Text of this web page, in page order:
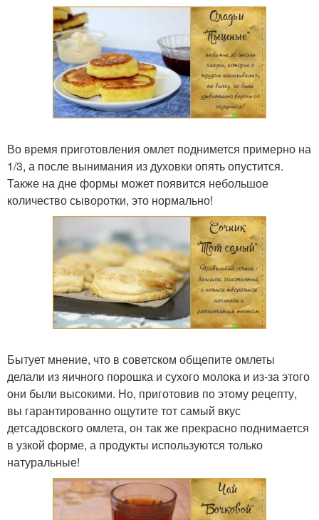
Во время приготовления омлет поднимется примерно на
1/3, а после вынимания из духовки опять опустится.
Также на дне формы может появится небольшое
количество сыворотки, это нормально!
Бытует мнение, что в советском общепите омлеты
делали из яичного порошка и сухого молока и из-за этого
они были высокими. Но, приготовив по этому рецепту,
вы гарантированно ощутите тот самый вкус
детсадовского омлета, он так же прекрасно поднимается
в узкой форме, а продукты используются только
натуральные!